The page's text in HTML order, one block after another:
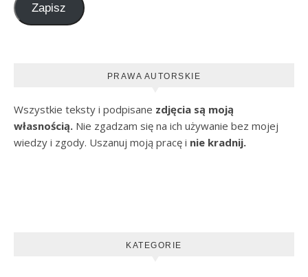
Zapisz
PRAWA AUTORSKIE
Wszystkie teksty i podpisane zdjęcia są moją
własnością. Nie zgadzam się na ich używanie bez mojej
wiedzy i zgody. Uszanuj moją pracę i nie kradnij.
KATEGORIE